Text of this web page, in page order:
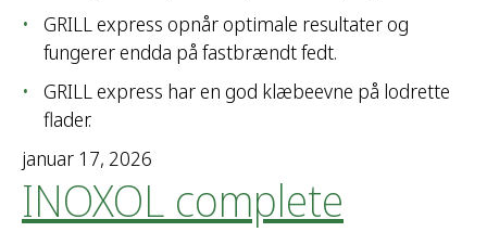
GRILL express opnår optimale resultater og
fungerer endda på fastbrændt fedt.
GRILL express har en god klæbeevne på lodrette
flader.
januar 17, 2026
INOXOL complete